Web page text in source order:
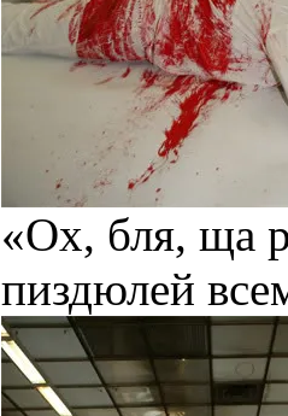
«Ох, бля, ща
пиздюлей